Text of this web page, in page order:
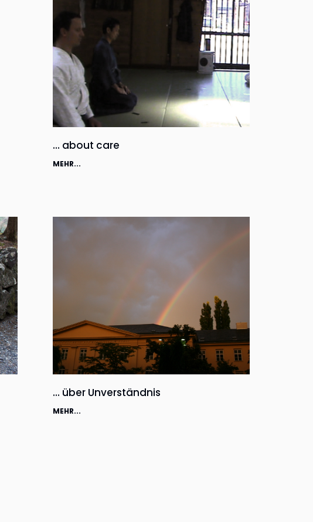
… about care
MEHR...
… über Unverständnis
MEHR...